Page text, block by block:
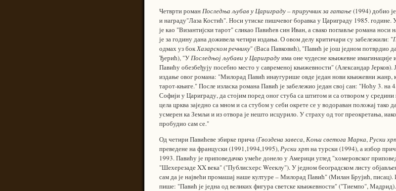
Четврти романПоследња љубав у Цариграду – приручник за гатање(1994) добио
и награду"Лаза Костић". Носи утиске пишчевог боравка у Цариграду 1985. године.
је као "Византијски тарот" сликао Павићев син Иван, а свако поглавље романа носи
је за годину дана доживела четири издања. О овом делу критичари су забележили: "
одмах уз бокХазарском речнику" (Васа Павковић), "Павић је још једном потврдио
Ђерић), "УПоследњој љубави у Цариградуима оне чудесне књижевне имагинације
Павићу обезбеђују посебно место у савременој књижевности" (Александар
издање овог романа: "Милорад Павић инаугурише овде један нови књижевни жанр,
тарот-књиге." После изласка романа Павић је забележио један свој сан: "Ноћу 3.
Софији у Цариграду, да стојим поред оног стуба са штитом и са отвором у
цела црква заједно са мном и са стубом у себи окрете се у водораван положај тако
усмерен ка Земљи и из отвора је нешто исцурило. У страху од тог преокретања,
пробудио сам се."
Од четири Павићеве збирке прича (Гвоздена завеса,Коњи светога Марка,Руски
преведене на француски (1991,1994,1995),Руски хртна турски (1994), а избор
1993. Павићу је приповедачко умеће донело у Америци углед "хомеровског
"Шехерезаде XX века" ("Публисхерс Wееклy"). У једном београдском листу
сам да је највећи промашај наше културе – Милорад Павић" (Милан Брујић, писац).
пише: "Павић је једна од великих фигура светске књижевности" ("Тиемпо", Мадрид).